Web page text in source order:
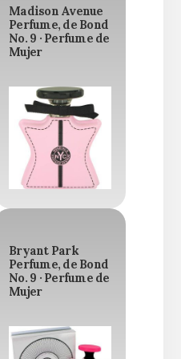
Madison Avenue
Perfume, de Bond
No. 9 · Perfume de
Mujer
Bryant Park
Perfume, de Bond
No. 9 · Perfume de
Mujer